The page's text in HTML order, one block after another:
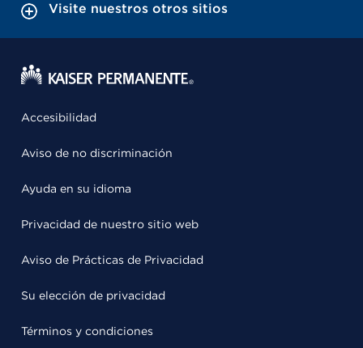
Visite nuestros otros sitios
Accesibilidad
Aviso de no discriminación
Ayuda en su idioma
Privacidad de nuestro sitio web
Aviso de Prácticas de Privacidad
Su elección de privacidad
Términos y condiciones